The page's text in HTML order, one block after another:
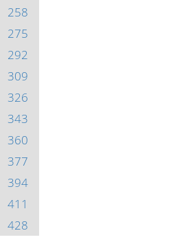
258
275
292
309
326
343
360
377
394
411
428